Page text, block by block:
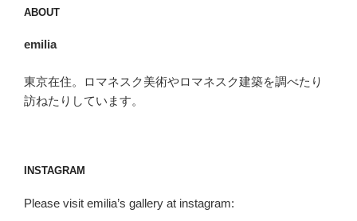
シ
ョ
ABOUT
emilia
東京在住。ロマネスク美術やロマネスク建築を調べたり
訪ねたりしています。
INSTAGRAM
Please visit emilia’s gallery at instagram: